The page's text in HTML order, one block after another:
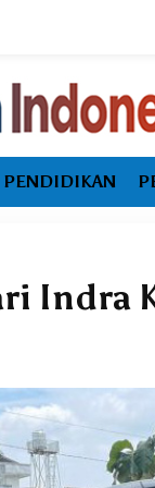
PENDIDIKAN
Indra